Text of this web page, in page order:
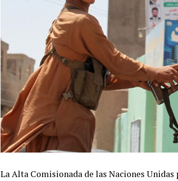
La Alta Comisionada de las Naciones